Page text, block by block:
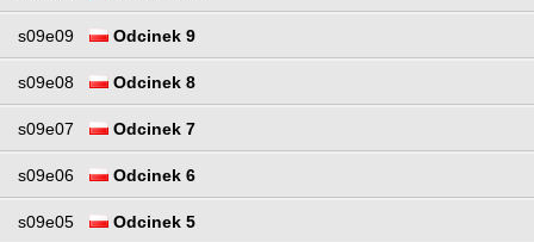
s09e09 Odcinek 9
s09e08 Odcinek 8
s09e07 Odcinek 7
s09e06 Odcinek 6
s09e05 Odcinek 5